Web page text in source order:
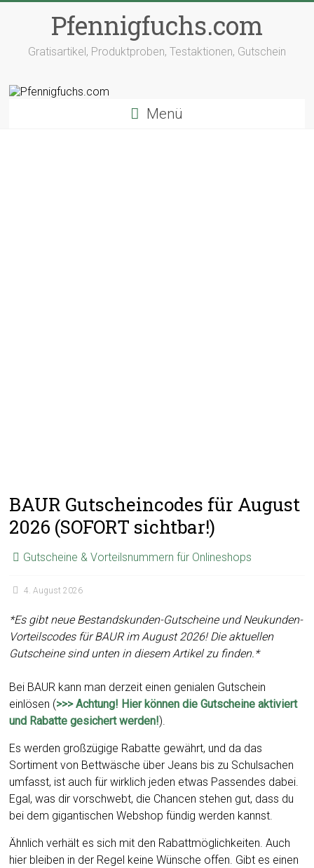
Pfennigfuchs.com
Gratisartikel, Produktproben, Testaktionen, Gutschein
Menü
BAUR Gutscheincodes für August
2026 (SOFORT sichtbar!)
Gutscheine & Vorteilsnummern für Onlineshops
4. August 2026
*Es gibt neue Bestandskunden-Gutscheine und Neukunden-
Vorteilscodes für BAUR im August 2026! Die aktuellen
Gutscheine sind unten in diesem Artikel zu finden.*
Bei BAUR kann man derzeit einen genialen Gutschein
einlösen (>>> Achtung! Hier können die Gutscheine aktiviert
und Rabatte gesichert werden!).
Es werden großzügige Rabatte gewährt, und da das
Sortiment von Bettwäsche über Jeans bis zu Schulsachen
umfasst, ist auch für wirklich jeden etwas Passendes dabei.
Egal, was dir vorschwebt, die Chancen stehen gut, dass du
bei dem gigantischen Webshop fündig werden kannst.
Ähnlich verhält es sich mit den Rabattmöglichkeiten. Auch
hier bleiben in der Regel keine Wünsche offen. Gibt es einen